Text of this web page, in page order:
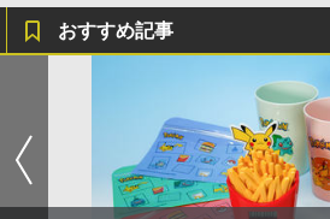
おすすめ記事